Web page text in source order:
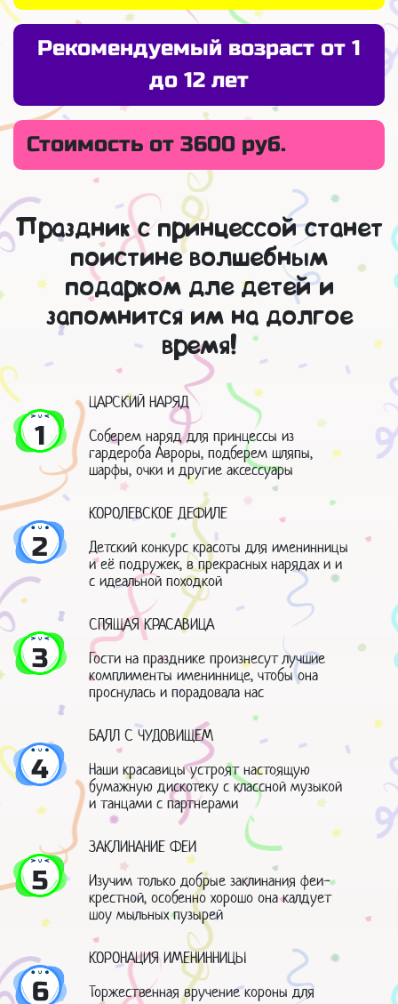
Рекомендуемый возраст от 1
до 12 лет
Стоимость от 3600 руб.
Праздник с принцессой станет
поистине волшебным
подарком дле детей и
запомнится им на долгое
время!
1
ЦАРСКИЙ НАРЯД
Соберем наряд для принцессы из
гардероба Авроры, подберем шляпы,
шарфы, очки и другие аксессуары
2
КОРОЛЕВСКОЕ ДЕФИЛЕ
Детский конкурс красоты для именинницы
и её подружек, в прекрасных нарядах и и
с идеальной походкой
3
СПЯЩАЯ КРАСАВИЦА
Гости на празднике произнесут лучшие
комплименты имениннице, чтобы она
проснулась и порадовала нас
4
БАЛЛ С ЧУДОВИЩЕМ
Наши красавицы устроят настоящую
бумажную дискотеку с классной музыкой
и танцами с партнерами
5
ЗАКЛИНАНИЕ ФЕИ
Изучим только добрые заклинания феи-
крестной, особенно хорошо она калдует
шоу мыльных пузырей
6
КОРОНАЦИЯ ИМЕНИННИЦЫ
Торжественная вручение короны для